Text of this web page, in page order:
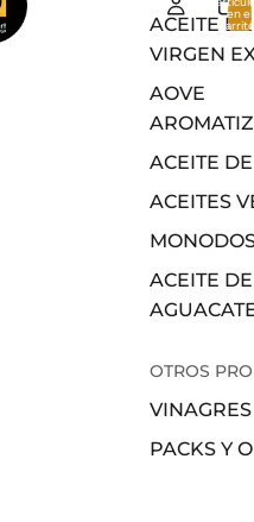
ACEITE
VIRGEN
AOVE
ACEITE
ACEITES
ACEITE DE
OTROS
VINAGRES
PACKS Y
en el